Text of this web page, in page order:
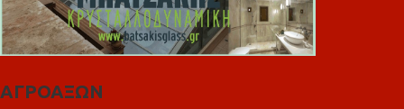
ΑΓΡΟΑΞΩΝ